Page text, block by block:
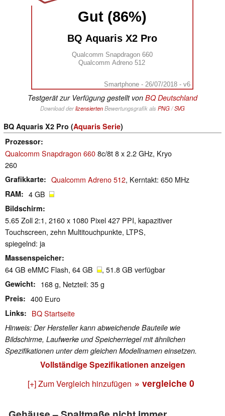
Gut (86%)
BQ Aquaris X2 Pro
Qualcomm Snapdragon 660
Qualcomm Adreno 512
Smartphone - 26/07/2018 - v6
Testgerät zur Verfügung gestellt von BQ Deutschland
Download derlizensiertenBewertungsgrafik als PNG/SVG
BQ Aquaris X2 Pro (Aquaris Serie)
Prozessor
Qualcomm Snapdragon 6608c/8t 8 x 2.2 GHz, Kryo
260
Grafikkarte Qualcomm Adreno 512, Kerntakt: 650 MHz
RAM 4 GB
Bildschirm
5.65 Zoll 2:1, 2160 x 1080 Pixel 427 PPI, kapazitiver
Touchscreen, zehn Multitouchpunkte, LTPS,
spiegelnd: ja
Massenspeicher
64 GB eMMC Flash, 64 GB , 51.8 GB verfügbar
Gewicht 168 g, Netzteil: 35 g
Preis 400 Euro
Links BQ Startseite
Hinweis: Der Hersteller kann abweichende Bauteile wie
Bildschirme, Laufwerke und Speicherriegel mit ähnlichen
Spezifikationen unter dem gleichen Modellnamen einsetzen.
Vollständige Spezifikationen anzeigen
[+] Zum Vergleich hinzufügen » vergleiche 0